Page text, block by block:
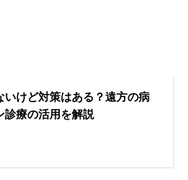
いけど対策はある？遠方の病
診療の活用を解説